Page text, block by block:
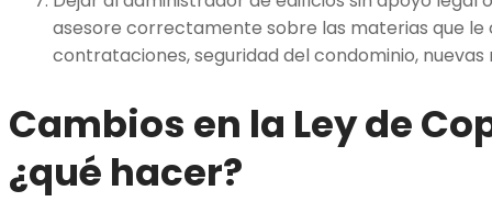
asesore correctamente sobre las materias que
contrataciones, seguridad del condominio,
Cambios en la Ley de
¿qué hacer?